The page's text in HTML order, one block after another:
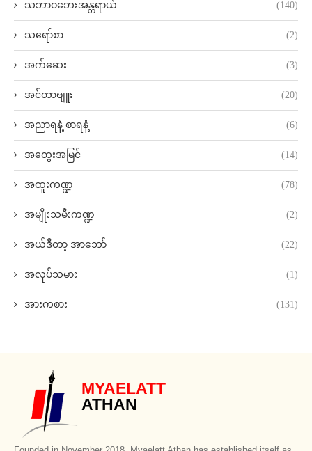
သဘာဝဘေးအန္တရာယ် (140)
သရော်စာ (2)
အက်ဆေး (3)
အင်တာဗျူး (20)
အညာရနံ့ စာရနံ့ (6)
အတွေးအမြင် (14)
အထူးကဏ္ဍ (78)
အမျိုးသမီးကဏ္ဍ (2)
အယ်ဒီတာ့ အာဘော် (22)
အလုပ်သမား (1)
အားကစား (131)
MYAELATT
ATHAN